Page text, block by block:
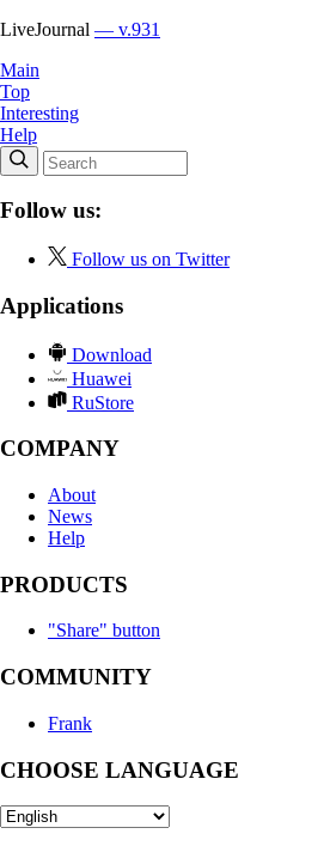
LiveJournal — v.931
Main
Top
Interesting
Help
Follow us:
Follow us on Twitter
Applications
Download
Huawei
RuStore
COMPANY
About
News
Help
PRODUCTS
"Share" button
COMMUNITY
Frank
CHOOSE LANGUAGE